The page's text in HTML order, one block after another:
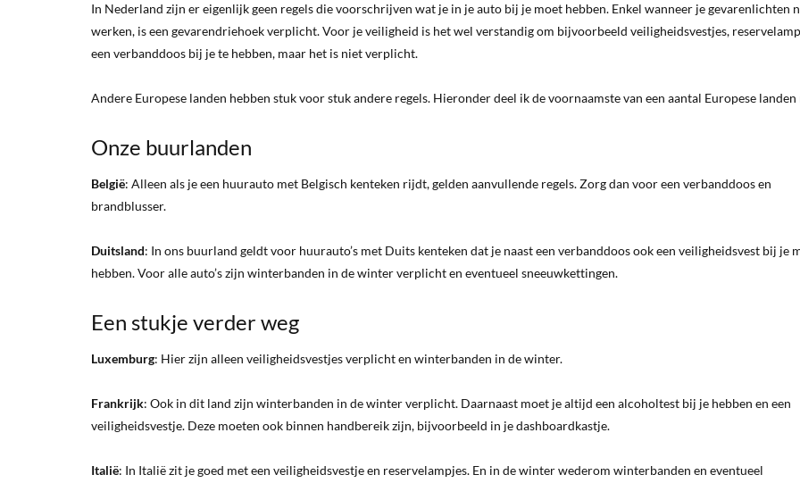
In Nederland zijn er eigenlijk geen regels die voorschrijven wat je in je auto bij je moet hebben. Enkel wanneer je gevarenlichten
werken, is een gevarendriehoek verplicht. Voor je veiligheid is het wel verstandig om bijvoorbeeld veiligheidsvestjes,
een verbanddoos bij je te hebben, maar het is niet verplicht.
Andere Europese landen hebben stuk voor stuk andere regels. Hieronder deel ik de voornaamste van een aantal Europese landen
Onze buurlanden
België: Alleen als je een huurauto met Belgisch kenteken rijdt, gelden aanvullende regels. Zorg dan voor een verbanddoos en
brandblusser.
Duitsland: In ons buurland geldt voor huurauto’s met Duits kenteken dat je naast een verbanddoos ook een veiligheidsvest bij je
hebben. Voor alle auto’s zijn winterbanden in de winter verplicht en eventueel sneeuwkettingen.
Een stukje verder weg
Luxemburg: Hier zijn alleen veiligheidsvestjes verplicht en winterbanden in de winter.
Frankrijk: Ook in dit land zijn winterbanden in de winter verplicht. Daarnaast moet je altijd een alcoholtest bij je hebben en een
veiligheidsvestje. Deze moeten ook binnen handbereik zijn, bijvoorbeeld in je dashboardkastje.
Italië: In Italië zit je goed met een veiligheidsvestje en reservelampjes. En in de winter wederom winterbanden en eventueel